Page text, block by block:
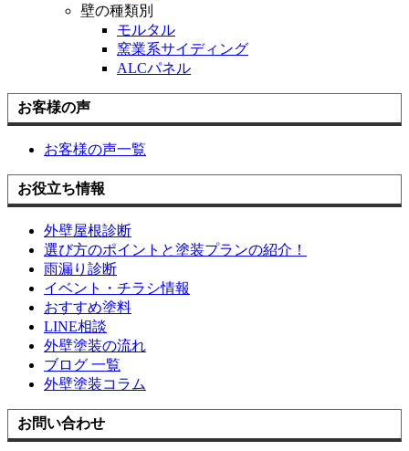
壁の種類別
モルタル
窯業系サイディング
ALCパネル
お客様の声
お客様の声一覧
お役立ち情報
外壁屋根診断
選び方のポイントと塗装プランの紹介！
雨漏り診断
イベント・チラシ情報
おすすめ塗料
LINE相談
外壁塗装の流れ
ブログ 一覧
外壁塗装コラム
お問い合わせ